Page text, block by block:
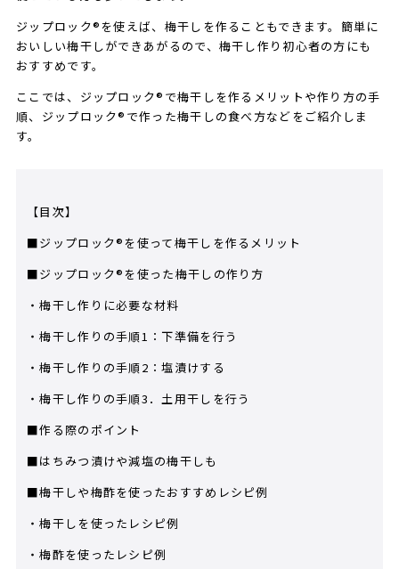
ジップロック®を使えば、梅干しを作ることもできます。簡単に
おいしい梅干しができあがるので、梅干し作り初心者の方にも
おすすめです。
ここでは、ジップロック®で梅干しを作るメリットや作り方の手
順、ジップロック®で作った梅干しの食べ方などをご紹介しま
す。
【目次】
■ジップロック®を使って梅干しを作るメリット
■ジップロック®を使った梅干しの作り方
・梅干し作りに必要な材料
・梅干し作りの手順1：下準備を行う
・梅干し作りの手順2：塩漬けする
・梅干し作りの手順3．土用干しを行う
■作る際のポイント
■はちみつ漬けや減塩の梅干しも
■梅干しや梅酢を使ったおすすめレシピ例
・梅干しを使ったレシピ例
・梅酢を使ったレシピ例